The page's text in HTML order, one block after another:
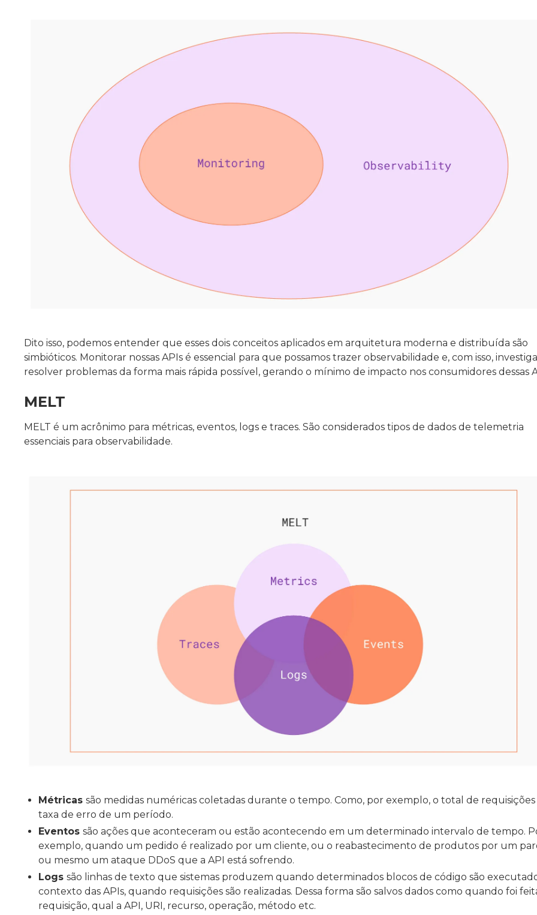
Dito isso, podemos entender que esses dois conceitos aplicados em arquitetura moderna e distribuída são
simbióticos. Monitorar nossas APIs é essencial para que possamos trazer observabilidade e, com isso,
resolver problemas da forma mais rápida possível, gerando o mínimo de impacto nos consumidores dessas
MELT
MELT é um acrônimo para métricas, eventos, logs e traces. São considerados tipos de dados de telemetria
essenciais para observabilidade.
Métricas são medidas numéricas coletadas durante o tempo. Como, por exemplo, o total de requisições
taxa de erro de um período.
Eventos são ações que aconteceram ou estão acontecendo em um determinado intervalo de tempo.
exemplo, quando um pedido é realizado por um cliente, ou o reabastecimento de produtos por um
ou mesmo um ataque DDoS que a API está sofrendo.
Logs são linhas de texto que sistemas produzem quando determinados blocos de código são
contexto das APIs, quando requisições são realizadas. Dessa forma são salvos dados como quando foi
requisição, qual a API, URI, recurso, operação, método etc.